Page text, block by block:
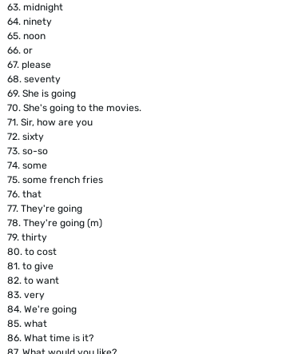
63. midnight
64. ninety
65. noon
66. or
67. please
68. seventy
69. She is going
70. She's going to the movies.
71. Sir, how are you
72. sixty
73. so-so
74. some
75. some french fries
76. that
77. They're going
78. They're going (m)
79. thirty
80. to cost
81. to give
82. to want
83. very
84. We're going
85. what
86. What time is it?